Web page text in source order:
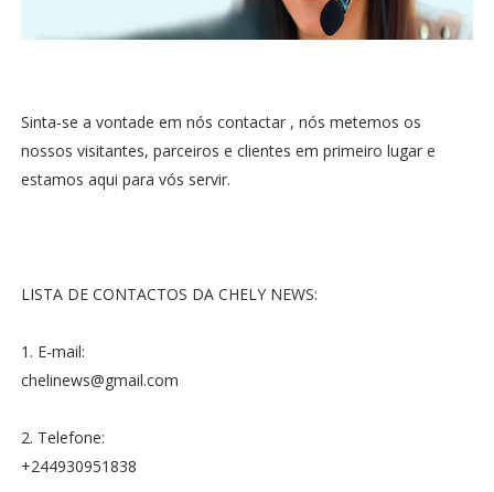
Sinta-se a vontade em nós contactar , nós metemos os
nossos visitantes, parceiros e clientes em primeiro lugar e
estamos aqui para vós servir.
LISTA DE CONTACTOS DA CHELY NEWS:
1. E-mail:
chelinews@gmail.com
2. Telefone:
+244930951838